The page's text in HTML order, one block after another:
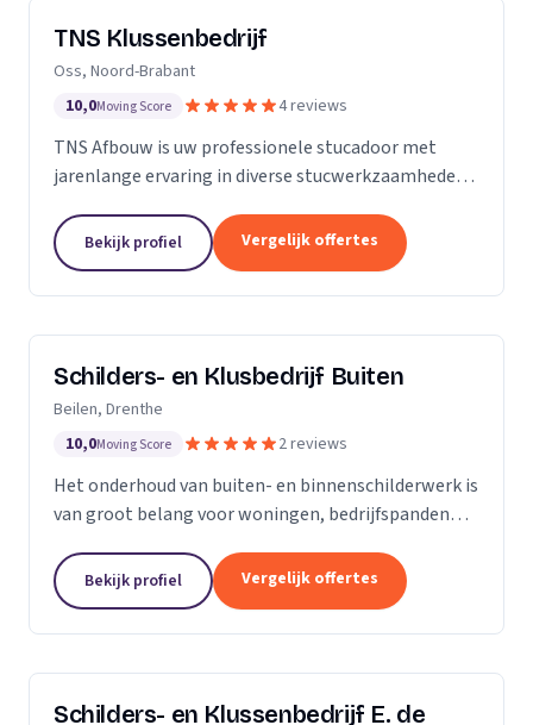
TNS Klussenbedrijf
Oss, Noord-Brabant
10,0Moving Score 4 reviews
TNS Afbouw is uw professionele stucadoor met
jarenlange ervaring in diverse stucwerkzaamheden.
voorbereidingen, apparatuur, kleurkeuzes en andere
details. Onze...
Bekijk profiel Vergelijk offertes
Schilders- en Klusbedrijf Buiten
Beilen, Drenthe
10,0Moving Score 2 reviews
Het onderhoud van buiten- en binnenschilderwerk is
van groot belang voor woningen, bedrijfspanden
heeft ook een beschermende functie tegen...
Bekijk profiel Vergelijk offertes
Schilders- en Klussenbedrijf E. de